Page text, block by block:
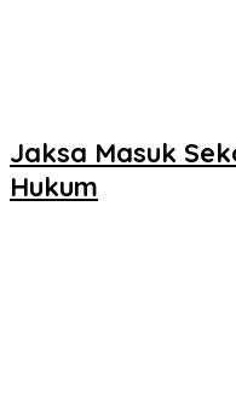
Jaksa Masuk
Hukum